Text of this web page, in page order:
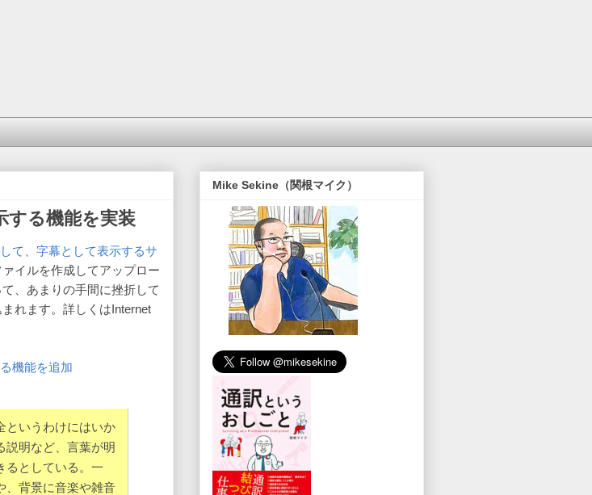
する機能を実装
て、字幕として表示するサ
イルを作成してアップロー
、あまりの手間に挫折して
れます。詳しくはInternet
機能を追加
というわけにはいか
説明など、言葉が明
るとしている。一
、背景に音楽や雑音
Mike Sekine（関根マイク）